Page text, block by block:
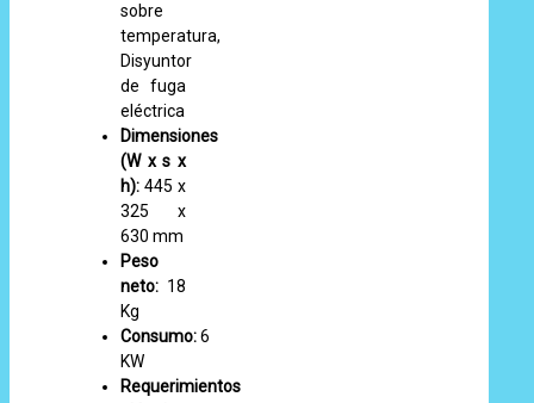
sobre
temperatura,
Disyuntor
de fuga
eléctrica
Dimensiones
(W x s x
h): 445 x
325 x
630 mm
Peso
neto: 18
Kg
Consumo:6
KW
Requerimientos